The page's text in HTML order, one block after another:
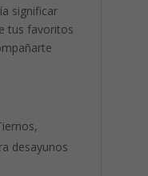
significar
tus favoritos
desayunos